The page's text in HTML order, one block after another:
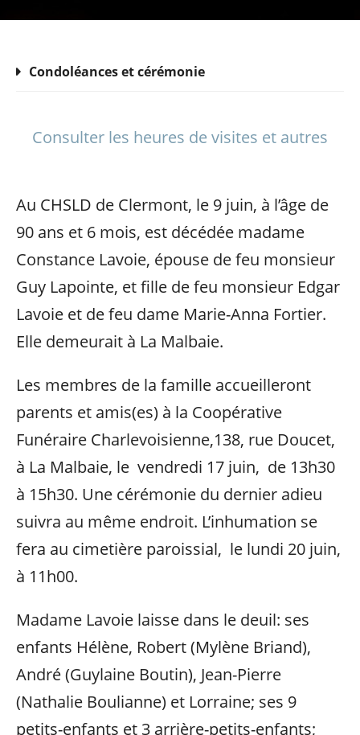
Condoléances et cérémonie
Consulter les heures de visites et autres
Au CHSLD de Clermont, le 9 juin, à l’âge de
90 ans et 6 mois, est décédée madame
Constance Lavoie, épouse de feu monsieur
Guy Lapointe, et fille de feu monsieur Edgar
Lavoie et de feu dame Marie-Anna Fortier.
Elle demeurait à La Malbaie.
Les membres de la famille accueilleront
parents et amis(es) à la Coopérative
Funéraire Charlevoisienne,138, rue Doucet,
à La Malbaie, le vendredi 17 juin, de 13h30
à 15h30. Une cérémonie du dernier adieu
suivra au même endroit. L’inhumation se
fera au cimetière paroissial, le lundi 20 juin,
à 11h00.
Madame Lavoie laisse dans le deuil: ses
enfants Hélène, Robert (Mylène Briand),
André (Guylaine Boutin), Jean-Pierre
(Nathalie Boulianne) et Lorraine; ses 9
petits-enfants et 3 arrière-petits-enfants;